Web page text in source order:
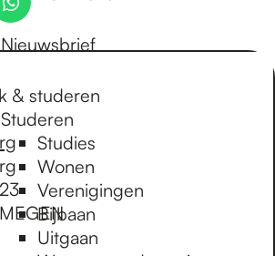
Nieuwsbrief
& studeren
Studeren
Studies
Wonen
Verenigingen
Bijbaan
Uitgaan
D
e
e
d
e
z
e
p
a
g